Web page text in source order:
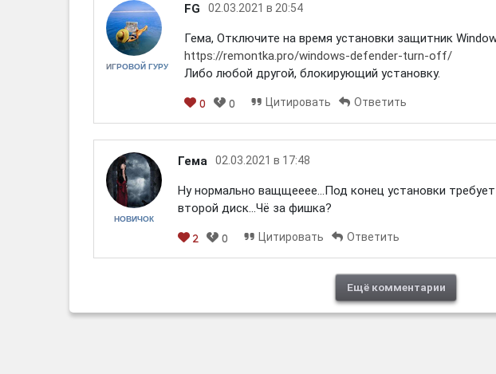
ИГРОВОЙ ГУРУ
FG 02.03.2021 в 20:54
Гема, Отключите на время установки защитник
https://remontka.pro/windows-defender-turn-off/
Либо любой другой, блокирующий установку.
0 0 Цитировать Ответить
НОВИЧОК
Гема 02.03.2021 в 17:48
Ну нормально ващщееее...Под конец установки
второй диск...Чё за фишка?
2 0 Цитировать Ответить
Ещё комментарии